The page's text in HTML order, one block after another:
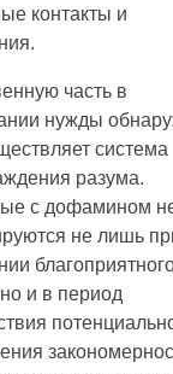
контакты и
часть в
нужды
система
разума.
с дофамином
не лишь
и в период